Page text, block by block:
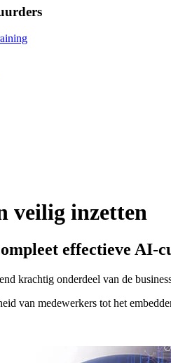
veilig inzetten
effectieve AI-
krachtig onderdeel van de
van medewerkers tot het